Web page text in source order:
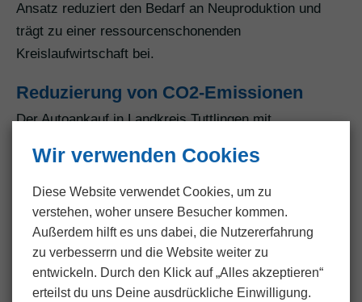
Ansatz reduziert den Bedarf an Neuproduktion und
trägt zu einer ressourcenschonenden
Kreislaufwirtschaft bei.
Reduzierung von CO2-Emissionen
Der Autoankauf in Landkreis Tuttlingen mit
CO2-Emissionen. Durch die effiziente Logistik und
den Einsatz moderner Fahrzeuge für den Abtransport
minimieren wir den ökologischen Fußabdruck im
gesamten Abwicklungsprozess. Dies kommt nicht nur
der Umwelt zugute, sondern trägt auch zur Schonung
der natürlichen Ressourcen bei.
Wir verwenden Cookies
Diese Website verwendet Cookies, um zu
verstehen, woher unsere Besucher kommen.
Außerdem hilft es uns dabei, die Nutzer­erfahrung
zu verbesserrn und die Website weiter zu
entwickeln. Durch den Klick auf „Alles akzeptieren“
erteilst du uns Deine ausdrückliche Einwilligung.